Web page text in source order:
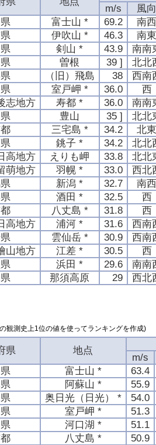
m/s
風
富士山 * 69.2
南
伊吹山 * 46.3
南
剣山 * 43.9
南南
曽根 39 ]
北北
（旧）飛島 38
西南
室戸岬 * 36.0
西
志地方 寿都 * 36.0
南南
豊山 35 ]
北北
三宅島 * 34.2
北
銚子 * 34.2
北北
高地方 えりも岬 33.8
北北
萌地方 羽幌 * 33.0
西北
新潟 * 32.7
南
酒田 * 32.5
西
八丈島 * 31.8
西
高地方 浦河 * 31.6
西南
雲仙岳 * 30.9
西南
山地方 江差 * 30.5
西
浜田 * 29.6
南南
那須高原 29 西北
観測史上1位の値を使ってランキングを作成)
県 地点
m/s
富士山 *
63.4
阿蘇山 *
55.9
奥日光（日光） *
54.0
室戸岬 *
51.3
河口湖 *
51.1
八丈島 *
50.9